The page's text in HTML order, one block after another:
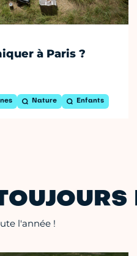
à Paris ?
Nature Enfants
l'année !